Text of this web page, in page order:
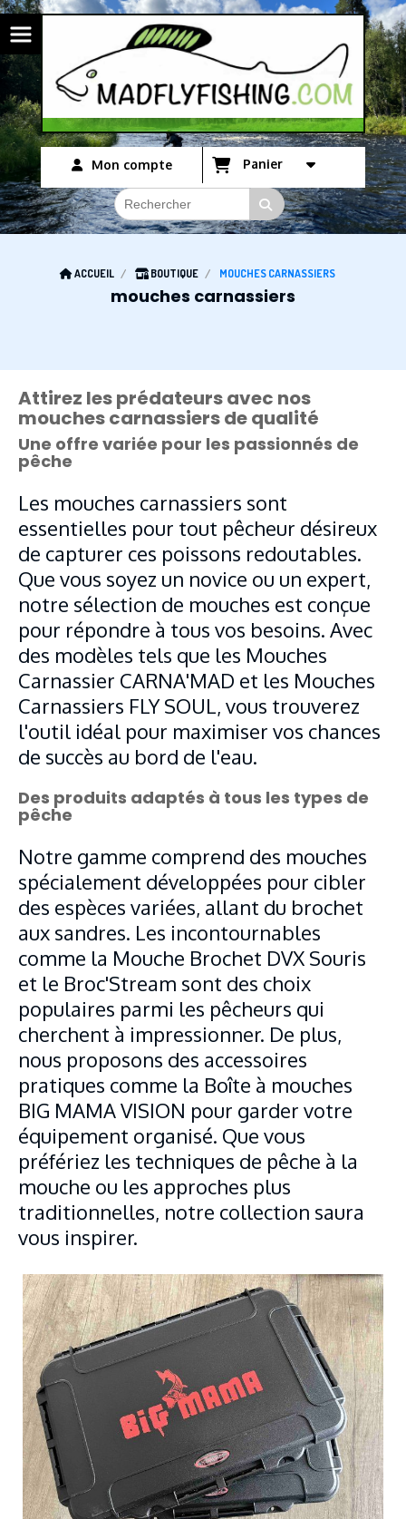
Mon compte Panier
ACCUEIL BOUTIQUE MOUCHES CARNASSIERS
mouches carnassiers
Attirez les prédateurs avec nos
mouches carnassiers de qualité
Une offre variée pour les passionnés de
pêche
Les mouches carnassiers sont
essentielles pour tout pêcheur désireux
de capturer ces poissons redoutables.
Que vous soyez un novice ou un expert,
notre sélection de mouches est conçue
pour répondre à tous vos besoins. Avec
des modèles tels que les Mouches
Carnassier CARNA'MAD et les Mouches
Carnassiers FLY SOUL, vous trouverez
l'outil idéal pour maximiser vos chances
de succès au bord de l'eau.
Des produits adaptés à tous les types de
pêche
Notre gamme comprend des mouches
spécialement développées pour cibler
des espèces variées, allant du brochet
aux sandres. Les incontournables
comme la Mouche Brochet DVX Souris
et le Broc'Stream sont des choix
populaires parmi les pêcheurs qui
cherchent à impressionner. De plus,
nous proposons des accessoires
pratiques comme la Boîte à mouches
BIG MAMA VISION pour garder votre
équipement organisé. Que vous
préfériez les techniques de pêche à la
mouche ou les approches plus
traditionnelles, notre collection saura
vous inspirer.
Panneau de gestion des cookies